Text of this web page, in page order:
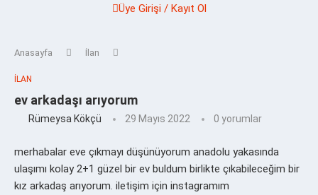
Üye Girişi / Kayıt Ol
Anasayfa İlan
İLAN
ev arkadaşı arıyorum
Rümeysa Kökçü 29 Mayıs 2022 0 yorumlar
merhabalar eve çıkmayı düşünüyorum anadolu yakasında
ulaşımı kolay 2+1 güzel bir ev buldum birlikte çıkabileceğim bir
kız arkadaş arıyorum. iletişim için instagramım